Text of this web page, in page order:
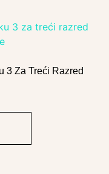
3 Za Treći Razred